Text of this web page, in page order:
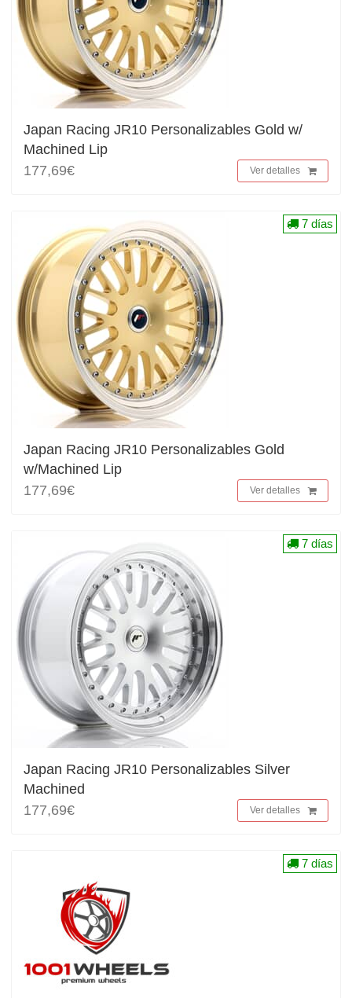
Japan Racing JR10 Personalizables Gold w/
Machined Lip
177,69€
Ver detalles
Japan Racing JR10 Personalizables Gold
w/Machined Lip
177,69€
Ver detalles
7 días
Japan Racing JR10 Personalizables Silver
Machined
177,69€
Ver detalles
7 días
7 días